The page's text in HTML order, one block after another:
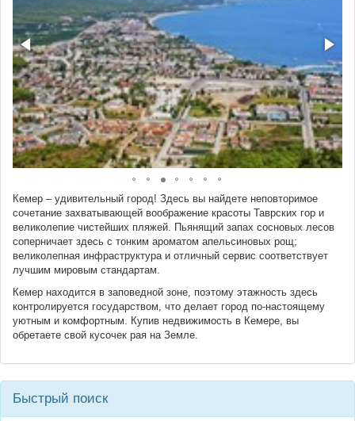
Кемер – удивительный город! Здесь вы найдете неповторимое
сочетание захватывающей воображение красоты Таврских гор и
великолепие чистейших пляжей. Пьянящий запах сосновых лесов
соперничает здесь с тонким ароматом апельсиновых рощ;
великолепная инфраструктура и отличный сервис соответствует
лучшим мировым стандартам.
Кемер находится в заповедной зоне, поэтому этажность здесь
контролируется государством, что делает город по-настоящему
уютным и комфортным. Купив недвижимость в Кемере, вы
обретаете свой кусочек рая на Земле.
Быстрый поиск